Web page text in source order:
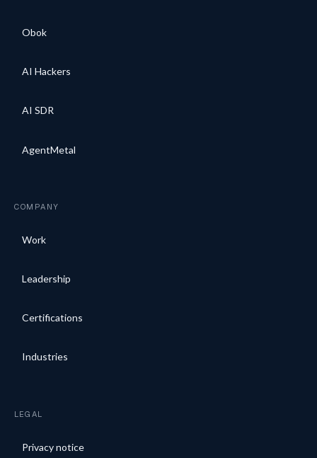
Obok
AI Hackers
AI SDR
AgentMetal
COMPANY
Work
Leadership
Certifications
Industries
LEGAL
Privacy notice